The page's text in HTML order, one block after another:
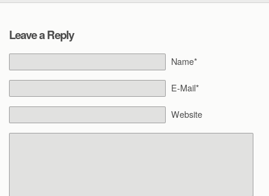
Leave a Reply
Name*
E-Mail*
Website